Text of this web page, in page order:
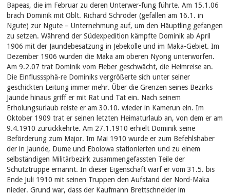
Bapeas, die im Februar zu deren Unterwer-fung führte. Am 15.1.06
brach Dominik mit Oblt. Richard Schröder (gefallen am 16.1. in
Ngute) zur Ngute – Unternehmung auf, um den Häuptling gefangen
zu setzen. Während der Südexpedition kämpfte Dominik ab April
1906 mit der Jaundebesatzung in Jebekolle und im Maka-Gebiet. Im
Dezember 1906 wurden die Maka am oberen Nyong unterworfen.
Am 9.2.07 trat Dominik vom Fieber geschwächt, die Heimreise an.
Die Einflusssphä-re Dominiks vergrößerte sich unter seiner
geschickten Leitung immer mehr. Über die Grenzen seines Bezirks
Jaunde hinaus griff er mit Rat und Tat ein. Nach seinem
Erholungsurlaub reiste er am 30.10. wieder in Kamerun ein. Im
Oktober 1909 trat er seinen letzten Heimaturlaub an, von dem er am
9.4.1910 zurückkehrte. Am 27.1.1910 erhielt Dominik seine
Beförderung zum Major. Im Mai 1910 wurde er zum Befehlshaber
der in Jaunde, Dume und Ebolowa stationierten und zu einem
selbständigen Militärbezirk zusammengefassten Teile der
Schutztruppe ernannt. In dieser Eigenschaft warf er vom 31.5. bis
Ende Juli 1910 mit seinen Truppen den Aufstand der Nord-Maka
nieder. Grund war, dass der Kaufmann Brettschneider im